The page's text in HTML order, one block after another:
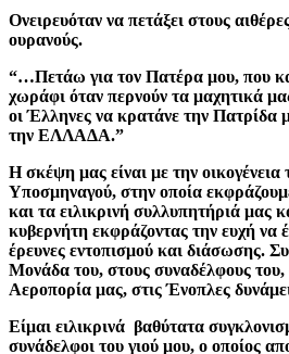
Ονειρευόταν να πετάξει στους
ουρανούς.
“…Πετάω για τον Πατέρα μου, που
χωράφι όταν περνούν τα μαχητικά
οι Έλληνες να κρατάνε την Πατρίδα
την ΕΛΛΑΔΑ.”
H σκέψη μας είναι με την οικογένεια
Υποσμηναγού, στην οποία
και τα ειλικρινή συλλυπητήριά μας
κυβερνήτη εκφράζοντας την ευχή να
έρευνες εντοπισμού και διάσωσης.
Μονάδα του, στους συναδέλφους
Αεροπορία μας, στις Ένοπλες
Είμαι ειλικρινά βαθύτατα
συνάδελφοι του γιού μου, ο οποίος